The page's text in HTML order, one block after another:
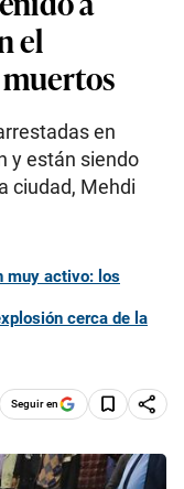
el
en
y están siendo
ciudad, Mehdi
muy activo: los
cerca de la
Seguir en